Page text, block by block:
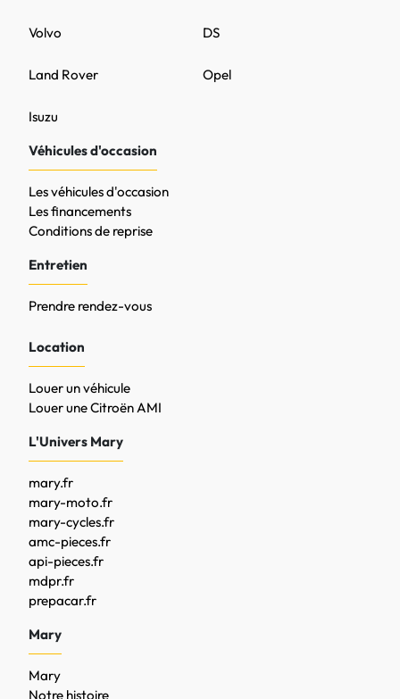
DS
Opel
Volvo
Land Rover
Isuzu
Véhicules d'occasion
Les véhicules d'occasion
Les financements
Conditions de reprise
Entretien
Prendre rendez-vous
Location
Louer un véhicule
Louer une Citroën AMI
L'Univers Mary
mary.fr
mary-moto.fr
mary-cycles.fr
amc-pieces.fr
api-pieces.fr
mdpr.fr
prepacar.fr
Mary
Mary
Notre histoire